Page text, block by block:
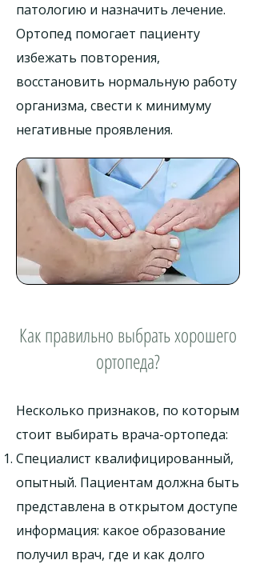
патологию и назначить лечение.
Ортопед помогает пациенту
избежать повторения,
восстановить нормальную работу
организма, свести к минимуму
негативные проявления.
Как правильно выбрать хорошего
ортопеда?
Несколько признаков, по которым
стоит выбирать врача-ортопеда:
Специалист квалифицированный,
опытный. Пациентам должна быть
представлена в открытом доступе
информация: какое образование
получил врач, где и как долго